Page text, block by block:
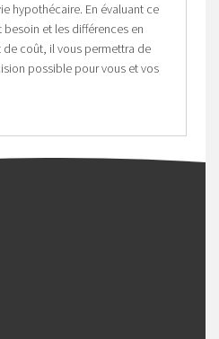
hypothécaire. En évaluant ce
et les différences en
coût, il vous permettra de
possible pour vous et vos